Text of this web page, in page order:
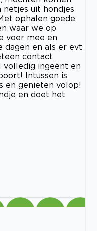
netjes uit hondjes
ophalen goede
waar we op
voer mee en
dagen en als er evt
contact
volledig ingeënt en
Intussen is
en genieten volop!
en doet het